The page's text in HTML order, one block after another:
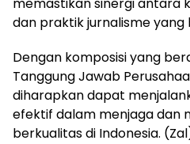
memastikan sinergi antara
dan praktik jurnalisme
Dengan komposisi yang
Tanggung Jawab
diharapkan dapat
efektif dalam menjaga dan
berkualitas di Indonesia.